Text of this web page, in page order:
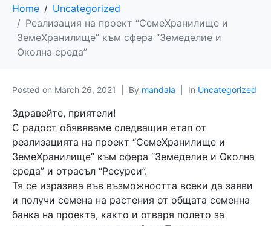
Home
Uncategorized
Реализация на проект “СемеХранилище и
ЗемеХранилище” към сфера “Земеделие и
Околна среда”
Posted on March 26, 2021 By mandala In Uncategorized
Здравейте, приятели!
С радост обявяваме следващия етап от
реализацията на проект “СемеХранилище и
ЗемеХранилище” към сфера “Земеделие и Околна
среда” и отрасъл “Ресурси”.
Тя се изразява във възможността всеки да заяви
и получи семена на растения от общата семенна
банка на проекта, както и отваря полето за